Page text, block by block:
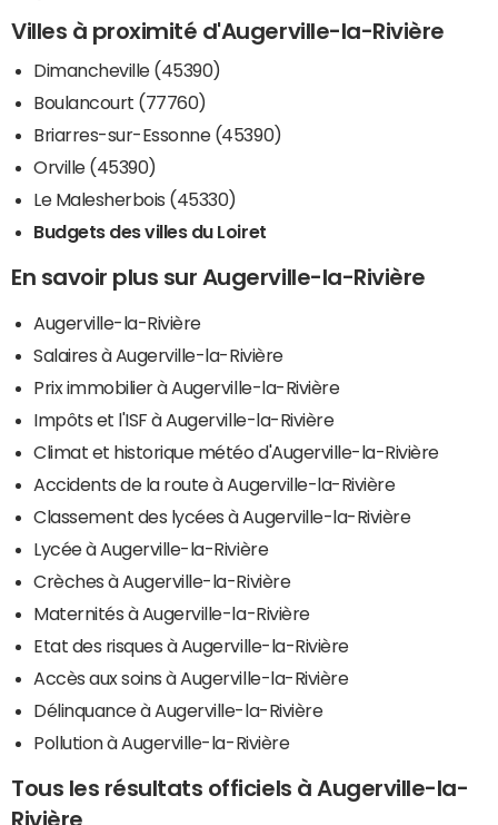
Villes à proximité d'Augerville-la-Rivière
Dimancheville (45390)
Boulancourt (77760)
Briarres-sur-Essonne (45390)
Orville (45390)
Le Malesherbois (45330)
Budgets des villes du Loiret
En savoir plus sur Augerville-la-Rivière
Augerville-la-Rivière
Salaires à Augerville-la-Rivière
Prix immobilier à Augerville-la-Rivière
Impôts et l'ISF à Augerville-la-Rivière
Climat et historique météo d'Augerville-la-Rivière
Accidents de la route à Augerville-la-Rivière
Classement des lycées à Augerville-la-Rivière
Lycée à Augerville-la-Rivière
Crèches à Augerville-la-Rivière
Maternités à Augerville-la-Rivière
Etat des risques à Augerville-la-Rivière
Accès aux soins à Augerville-la-Rivière
Délinquance à Augerville-la-Rivière
Pollution à Augerville-la-Rivière
Tous les résultats officiels à Augerville-la-
Rivière